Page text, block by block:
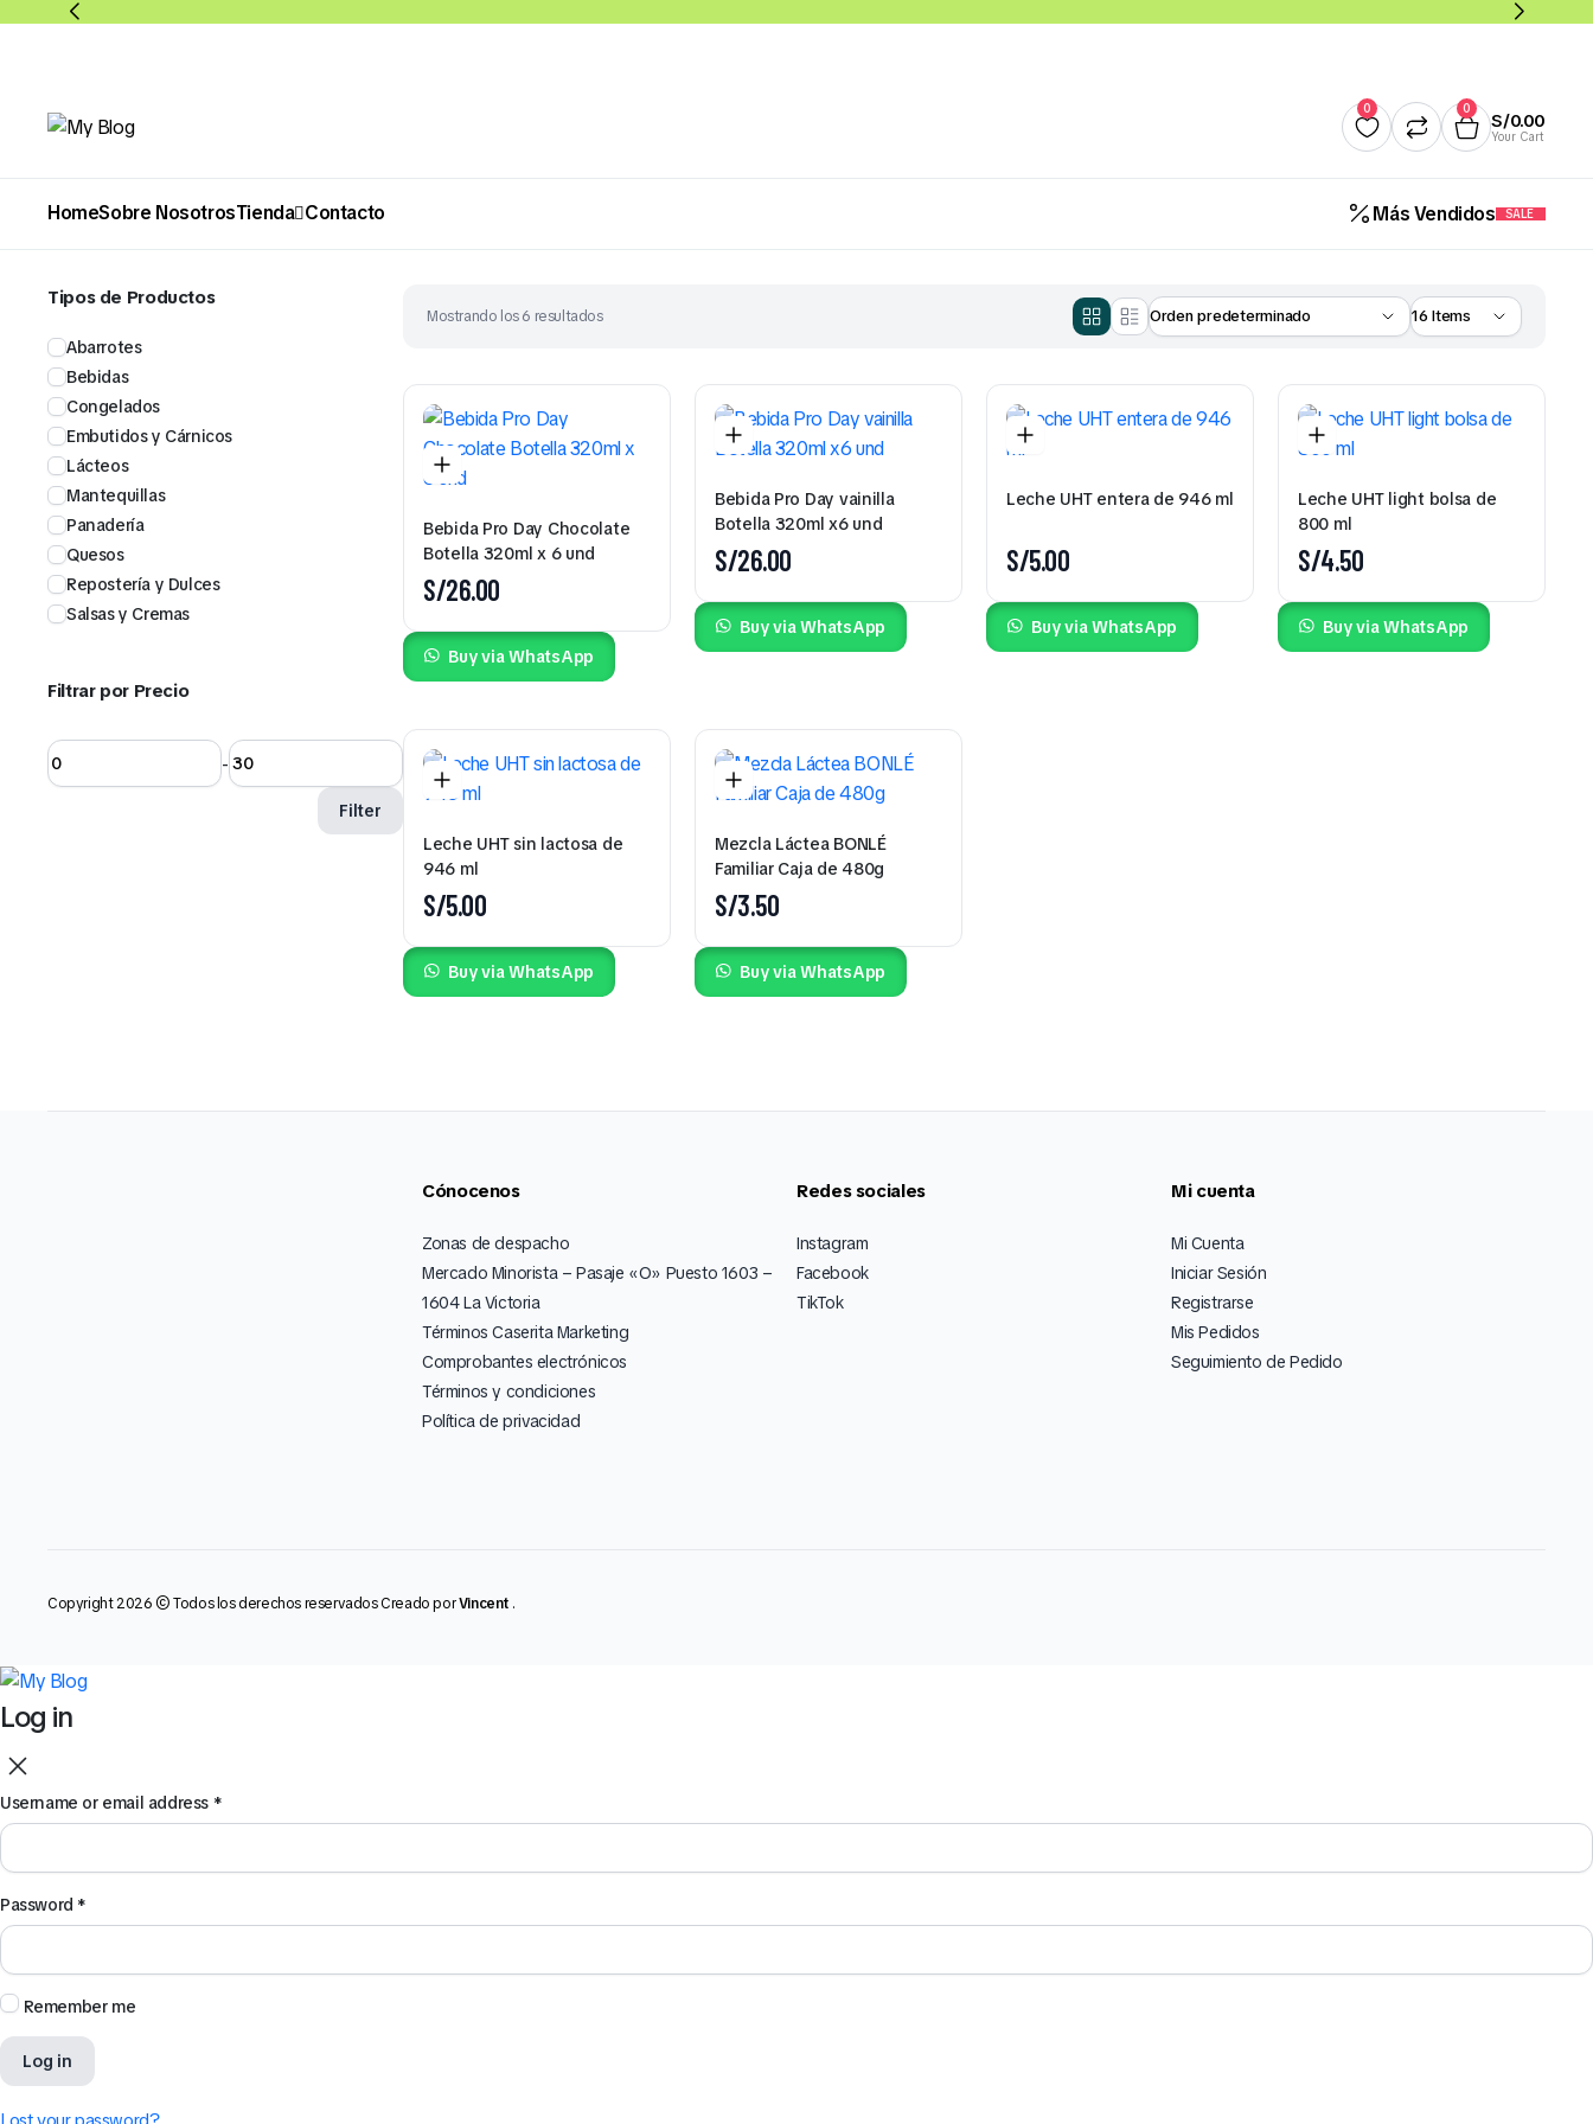
0 0
S/0.00
Your Cart
HomeSobre NosotrosTienda
Quesos Salsas y Cremas Mantequillas
Contacto Más Vendidos SALE
Cereales Benoti Bolsa 21 Gr
Mostrando los 6 resultados
Bebida Pro Day Chocolate
Botella 320ml x 6 und
S/26.00
Buy via WhatsApp
Bebida Pro Day vainilla
Botella 320ml x6 und
S/26.00
Buy via WhatsApp
Leche UHT entera de 946 ml
S/5.00
Buy via WhatsApp
Leche UHT light bolsa de
800 ml
S/4.50
Buy via WhatsApp
Leche UHT sin lactosa de
946 ml
S/5.00
Buy via WhatsApp
Mezcla Láctea BONLÉ
Familiar Caja de 480g
S/3.50
Buy via WhatsApp
Tipos de Productos
Abarrotes
Bebidas
Congelados
Embutidos y Cárnicos
Lácteos
Mantequillas
Panadería
Quesos
Repostería y Dulces
Salsas y Cremas
Filtrar por Precio
-
Filter
Cónocenos
Zonas de despacho
Mercado Minorista – Pasaje «O» Puesto 1603 –
1604 La Victoria
Términos Caserita Marketing
Comprobantes electrónicos
Términos y condiciones
Política de privacidad
Redes sociales
Instagram
Facebook
TikTok
Mi cuenta
Mi Cuenta
Iniciar Sesión
Registrarse
Mis Pedidos
Seguimiento de Pedido
Copyright 2026 © Todos los derechos reservados Creado porVincent .
Log in
Username or email address *
Password *
Remember me
Log in